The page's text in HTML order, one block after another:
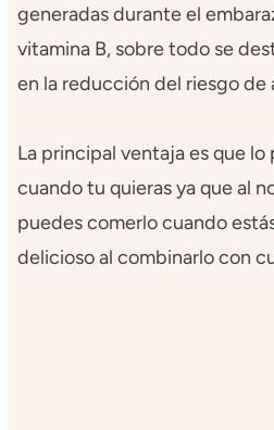
generadas durante el
vitamina B, sobre todo se
en la reducción del riesgo de
La principal ventaja es que
cuando tu quieras ya que al
puedes comerlo cuando
delicioso al combinarlo con